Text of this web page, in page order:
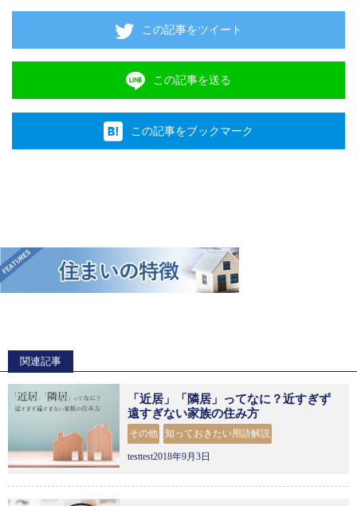
この記事をツイート
この記事を送る
この記事をブックマーク
関連記事
「近居」「隣居」ってなに？近すぎず
遠すぎない家族の住み方
その他 知っておきたい用語解説
testtest2018年9月3日